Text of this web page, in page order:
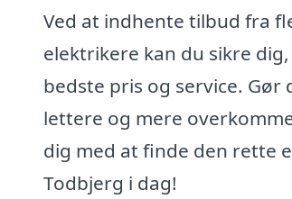
Ved at indhente tilbud fra
elektrikere kan du sikre
bedste pris og service. Gør
lettere og mere
dig med at finde den rette
Todbjerg i dag!